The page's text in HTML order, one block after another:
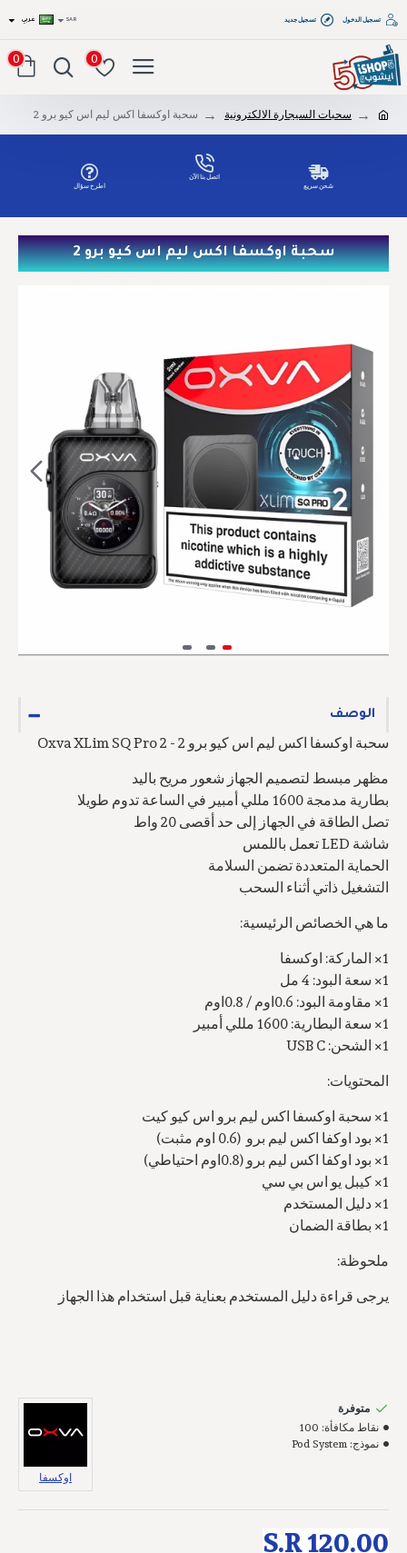
تسجيل الدخول تسجيل جديد SAR عربي
0
0
سحبات السيجارة الالكترونية سحبة اوكسفا اكس ليم اس كيو برو 2
شحن سريع
اتصل بنا الآن
اطرح سؤال
سحبة اوكسفا اكس ليم اس كيو برو 2
الوصف
سحبة اوكسفا اكس ليم اس كيو برو 2 - Oxva XLim SQ Pro 2
مظهر مبسط لتصميم الجهاز شعور مريح باليد
بطارية مدمجة 1600 مللي أمبير في الساعة تدوم طويلا
تصل الطاقة في الجهاز إلى حد أقصى 20 واط
شاشة LED تعمل باللمس
الحماية المتعددة تضمن السلامة
التشغيل ذاتي أثناء السحب
ما هي الخصائص الرئيسية:
1× الماركة: اوكسفا
1× سعة البود: 4 مل
1× مقاومة البود: 0.6اوم / 0.8اوم
1× سعة البطارية: 1600 مللي أمبير
1× الشحن: USB C
المحتويات:
1× سحبة اوكسفا اكس ليم برو اس كيو كيت
1× بود اوكفا اكس ليم برو (0.6 اوم مثبت)
1× بود اوكفا اكس ليم برو (0.8اوم احتياطي)
1× كيبل يو اس بي سي
1× دليل المستخدم
1× بطاقة الضمان
ملحوظة:
يرجى قراءة دليل المستخدم بعناية قبل استخدام هذا الجهاز
S.R 120.00
متوفرة
نقاط مكافأة: 100
نموذج: Pod System
اوكسفا